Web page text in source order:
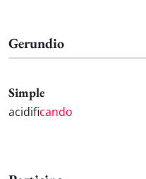
Gerundio
Simple
acidificando